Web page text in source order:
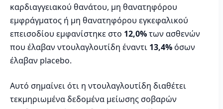
καρδιαγγειακού θανάτου, μη θανατηφόρου
εμφράγματος ή μη θανατηφόρου εγκεφαλικού
επεισοδίου εμφανίστηκε στο 12,0%των ασθενών
που έλαβαν ντουλαγλουτίδη έναντι 13,4%όσων
έλαβαν placebo.
Αυτό σημαίνει ότι η ντουλαγλουτίδη διαθέτει
τεκμηριωμένα δεδομένα μείωσης σοβαρών